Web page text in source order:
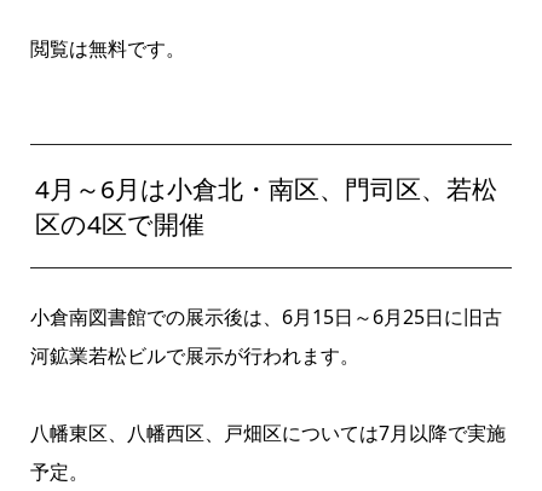
閲覧は無料です。
4月～6月は小倉北・南区、門司区、若松
区の4区で開催
小倉南図書館での展示後は、6月15日～6月25日に旧古
河鉱業若松ビルで展示が行われます。
八幡東区、八幡西区、戸畑区については7月以降で実施
予定。